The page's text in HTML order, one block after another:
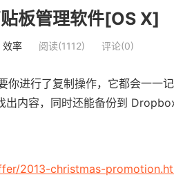
板管理软件[OS X]
效率 阅读(1112) 评论(0)
你进行了复制操作，它都会一一
出内容，同时还能备份到
2013-christmas-